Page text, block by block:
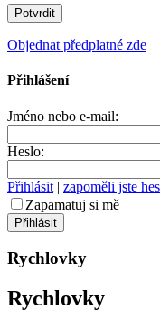
Objednat předplatné zde
Přihlášení
Jméno nebo e-mail:
Heslo:
Přihlásit | zapoměli jste
Zapamatuj si mě
Rychlovky
Rychlovky